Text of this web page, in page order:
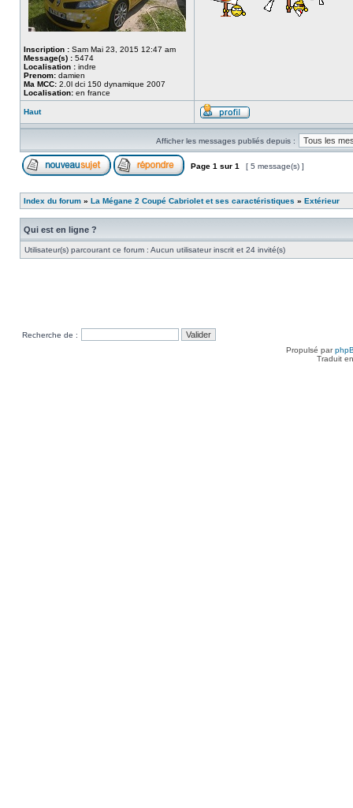
Inscription : Sam Mai 23, 2015 12:47 am
Message(s) : 5474
Localisation : indre
Prenom: damien
Ma MCC: 2.0l dci 150 dynamique 2007
Localisation: en france
Haut
Afficher les messages publiés depuis :
Page 1 sur 1 [ 5 message(s) ]
Index du forum » La Mégane 2 Coupé Cabriolet et ses caractéristiques » Extérieur
Qui est en ligne ?
Utilisateur(s) parcourant ce forum : Aucun utilisateur inscrit et 24 invité(s)
Recherche de :
Propulsé par
Traduit